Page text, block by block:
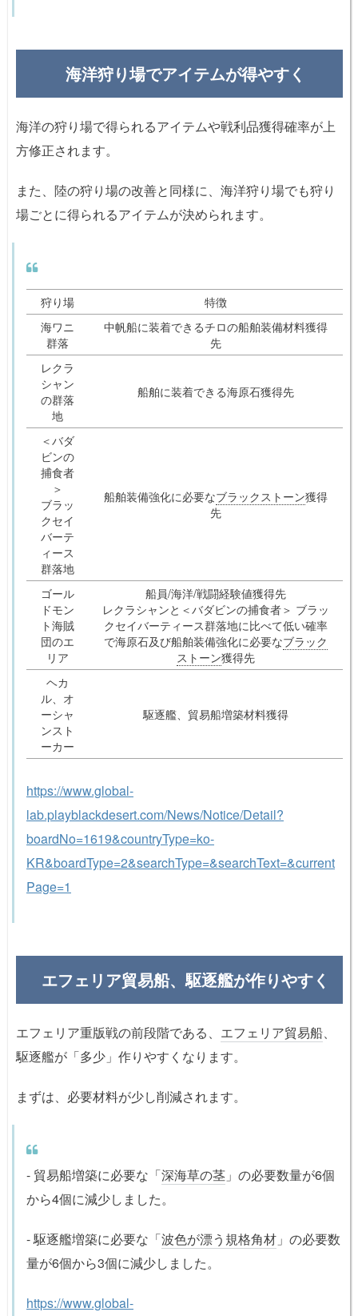
海洋狩り場でアイテムが得やすく
海洋の狩り場で得られるアイテムや戦利品獲得確率が上
方修正されます。
また、陸の狩り場の改善と同様に、海洋狩り場でも狩り
場ごとに得られるアイテムが決められます。
狩り場
特徴
海ワニ
群落
中帆船に装着できるチロの船舶装備材料獲得
先
レクラ
シャン
の群落
地
船舶に装着できる海原石獲得先
＜バダ
ビンの
捕食者
＞
ブラッ
クセイ
バーテ
ィース
群落地
船舶装備強化に必要なブラックストーン獲得
先
ゴール
ドモン
ト海賊
団のエ
リア
船員/海洋/戦闘経験値獲得先
レクラシャンと＜バダビンの捕食者＞ ブラッ
クセイバーティース群落地に比べて低い確率
で海原石及び船舶装備強化に必要なブラック
ストーン獲得先
ヘカ
ル、オ
ーシャ
ンスト
ーカー
駆逐艦、貿易船増築材料獲得
https://www.global-
lab.playblackdesert.com/News/Notice/Detail?
boardNo=1619&countryType=ko-
KR&boardType=2&searchType=&searchText=&current
Page=1
エフェリア貿易船、駆逐艦が作りやすく
エフェリア重版戦の前段階である、 エフェリア貿易船
駆逐艦が「多少」作りやすくなります。
まずは、必要材料が少し削減されます。
- 貿易船増築に必要な「深海草の茎 」の必要数量が6個
から4個に減少しました。
- 駆逐艦増築に必要な「波色が漂う規格角材 」の必要数
量が6個から3個に減少しました。
https://www.global-